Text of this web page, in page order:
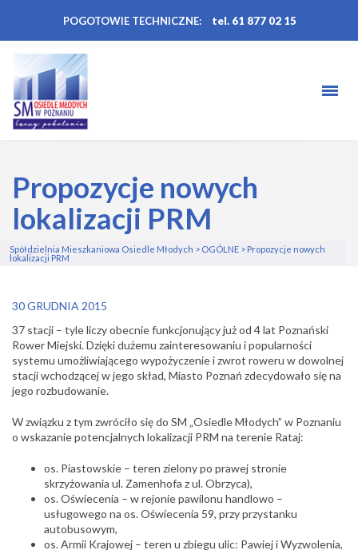
POGOTOWIE TECHNICZNE: tel. 61 877 02 15
Propozycje nowych
lokalizacji PRM
Spółdzielnia Mieszkaniowa Osiedle Młodych > OGÓLNE > Propozycje nowych
lokalizacji PRM
30 GRUDNIA 2015
37 stacji – tyle liczy obecnie funkcjonujący już od 4 lat Poznański
Rower Miejski. Dzięki dużemu zainteresowaniu i popularności
systemu umożliwiającego wypożyczenie i zwrot roweru w dowolnej
stacji wchodzącej w jego skład, Miasto Poznań zdecydowało się na
jego rozbudowanie.
W związku z tym zwróciło się do SM „Osiedle Młodych” w Poznaniu
o wskazanie potencjalnych lokalizacji PRM na terenie Rataj:
os. Piastowskie – teren zielony po prawej stronie
skrzyżowania ul. Zamenhofa z ul. Obrzyca),
os. Oświecenia – w rejonie pawilonu handlowo –
usługowego na os. Oświecenia 59, przy przystanku
autobusowym,
os. Armii Krajowej – teren u zbiegu ulic: Pawiej i Wyzwolenia,